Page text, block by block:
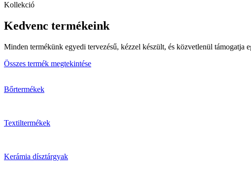
Kollekció
Kedvenc termékeink
Minden termékünk egyedi tervezésű, kézzel készült, és közvetlenül támogatja
Összes termék megtekintése
Bőrtermékek
Textiltermékek
Kerámia dísztárgyak